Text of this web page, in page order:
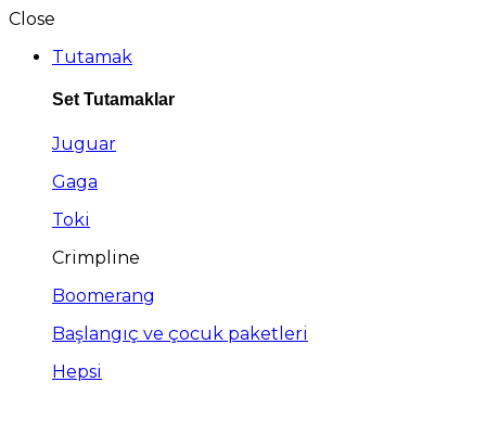
Close
Tutamak
Set Tutamaklar
Juguar
Gaga
Toki
Crimpline
Boomerang
Başlangıç ve çocuk paketleri
Hepsi